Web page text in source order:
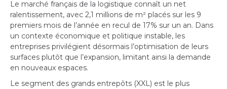
Le marché français de la logistique connaît un net
ralentissement, avec 2,1 millions de m² placés sur les 9
premiers mois de l’année en recul de 17% sur un an. Dans
un contexte économique et politique instable, les
entreprises privilégient désormais l’optimisation de leurs
surfaces plutôt que l’expansion, limitant ainsi la demande
en nouveaux espaces.
Le segment des grands entrepôts (XXL) est le plus